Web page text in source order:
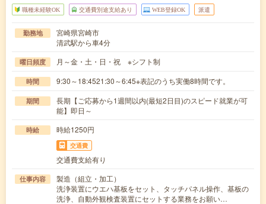
職種未経験OK 交通費別途支給あり WEB登録OK 派遣
勤務地
宮崎県宮崎市
清武駅から車4分
曜日頻度 月～金・土・日・祝 ※シフト制
時間 9:30～18:4521:30～6:45※表記のうち実働8時間です。
期間
長期【ご応募から1週間以内(最短2日目)のスピード就業が可
能】即日～
時給 時給1250円
交通費
交通費支給有り
仕事内容
製造（組立・加工）
洗浄装置にウエハ基板をセット、タッチパネル操作、基板の
洗浄、自動外観検査装置にセットする業務をお願い…